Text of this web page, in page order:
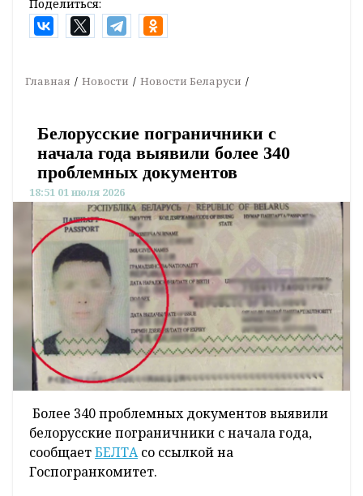
Поделиться:
Главная Новости Новости Беларуси
Белорусские пограничники с
начала года выявили более 340
проблемных документов
18:51 01 июля 2026
Более 340 проблемных документов выявили
белорусские пограничники с начала года,
сообщаетБЕЛТАсо ссылкой на
Госпогранкомитет.